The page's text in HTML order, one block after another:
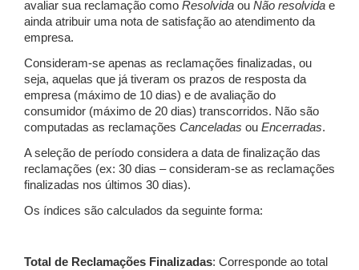
avaliar sua reclamação como Resolvida ou Não resolvida e
ainda atribuir uma nota de satisfação ao atendimento da
empresa.
Consideram-se apenas as reclamações finalizadas, ou
seja, aquelas que já tiveram os prazos de resposta da
empresa (máximo de 10 dias) e de avaliação do
consumidor (máximo de 20 dias) transcorridos. Não são
computadas as reclamações Canceladas ou Encerradas.
A seleção de período considera a data de finalização das
reclamações (ex: 30 dias – consideram-se as reclamações
finalizadas nos últimos 30 dias).
Os índices são calculados da seguinte forma:
Total de Reclamações Finalizadas: Corresponde ao total